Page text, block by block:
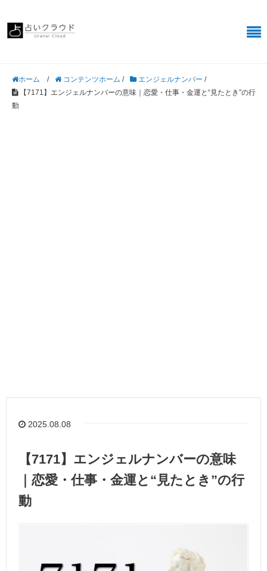
ホーム / コンテンツホーム / エンジェルナンバー /
【7171】エンジェルナンバーの意味｜恋愛・仕事・金運と“見たとき”の行
動
2025.08.08
【7171】エンジェルナンバーの意味
｜恋愛・仕事・金運と“見たとき”の行
動